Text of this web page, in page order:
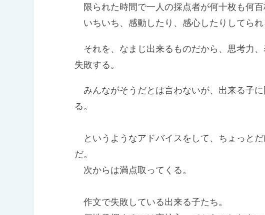
限られた時間で一人の採点者が何十枚も何百
いちいち、感動したり、感心したりしてられ
それを、なまじ出来るものだから、思考力
失敗する。
みんながそうだとは言わないが、出来る子
る。
というようなアドバイスをして、ちょっと
だ。
次からは満点取ってくる。
作文で失敗している出来る子たち。